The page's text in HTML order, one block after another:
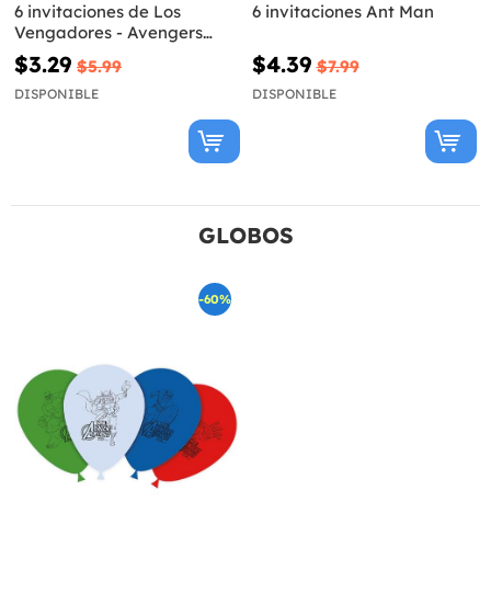
6 invitaciones de Los
Vengadores - Avengers
Cartoon
$3.29 $5.99
DISPONIBLE
6 invitaciones Ant Man
$4.39 $7.99
DISPONIBLE
GLOBOS
-60%